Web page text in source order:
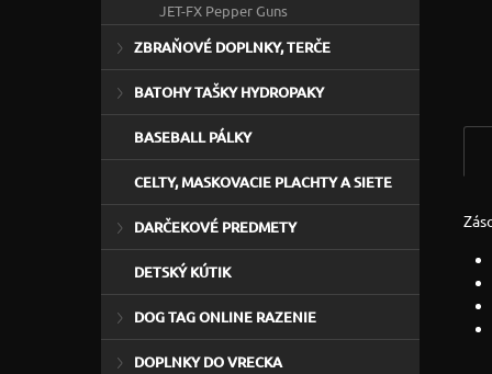
JET-FX Pepper Guns
ZBRAŇOVÉ DOPLNKY, TERČE
BATOHY TAŠKY HYDROPAKY
BASEBALL PÁLKY
CELTY, MASKOVACIE PLACHTY A SIETE
DARČEKOVÉ PREDMETY
DETSKÝ KÚTIK
DOG TAG ONLINE RAZENIE
DOPLNKY DO VRECKA